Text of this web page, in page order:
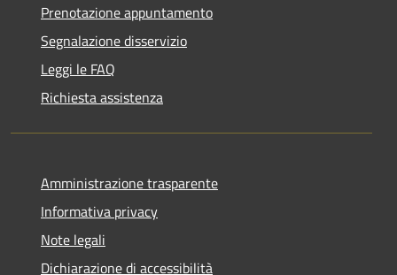
Prenotazione appuntamento
Segnalazione disservizio
Leggi le FAQ
Richiesta assistenza
Amministrazione trasparente
Informativa privacy
Note legali
Dichiarazione di accessibilità